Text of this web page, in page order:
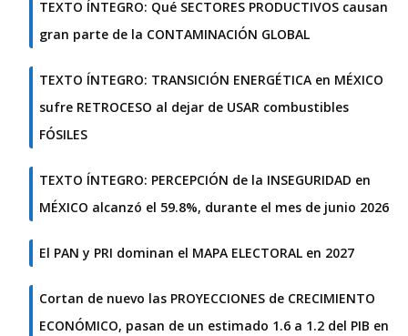
TEXTO ÍNTEGRO: Qué SECTORES PRODUCTIVOS causan
gran parte de la CONTAMINACIÓN GLOBAL
TEXTO ÍNTEGRO: TRANSICIÓN ENERGÉTICA en MÉXICO
sufre RETROCESO al dejar de USAR combustibles
FÓSILES
TEXTO ÍNTEGRO: PERCEPCIÓN de la INSEGURIDAD en
MÉXICO alcanzó el 59.8%, durante el mes de junio 2026
El PAN y PRI dominan el MAPA ELECTORAL en 2027
Cortan de nuevo las PROYECCIONES de CRECIMIENTO
ECONÓMICO, pasan de un estimado 1.6 a 1.2 del PIB en